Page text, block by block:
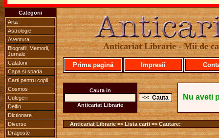
Categorii
Arta
Astrologie
Aventura
Biografii, Memorii,
Jurnale
Calatorii
Capa si spada
Carti pentru copii
Cosmos
Culegeri
Delfin
Dictionare
Diverse
Dragoste
Anticariat Librarie - Mii de
Prima pagină Impresii
Cauta in
Anticariat Librarie
Nu aveti
Anticariat Librarie => Lista carti => Cautare: